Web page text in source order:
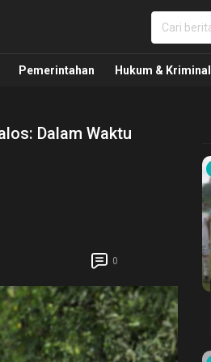
Hukum Kriminal dan Nasional
Pemerintahan Hukum & Kriminal
Dalam Waktu
0